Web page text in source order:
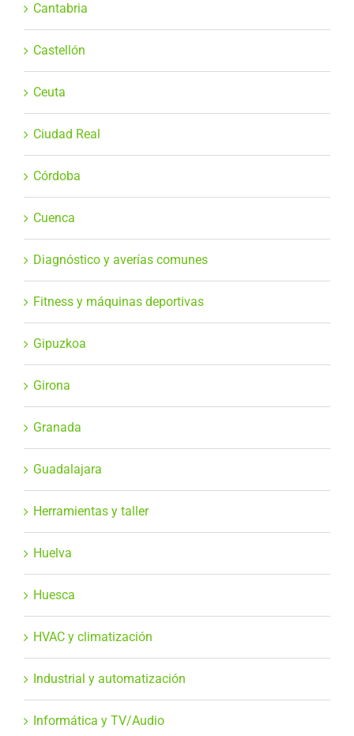
Cantabria
Castellón
Ceuta
Ciudad Real
Córdoba
Cuenca
Diagnóstico y averías comunes
Fitness y máquinas deportivas
Gipuzkoa
Girona
Granada
Guadalajara
Herramientas y taller
Huelva
Huesca
HVAC y climatización
Industrial y automatización
Informática y TV/Audio